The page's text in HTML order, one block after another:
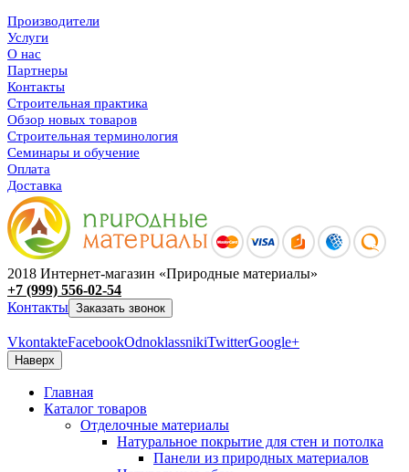
Производители
Услуги
О нас
Партнеры
Контакты
Строительная практика
Обзор новых товаров
Строительная терминология
Семинары и обучение
Оплата
Доставка
2018 Интернет-магазин «Природные материалы»
+7 (999) 556-02-54
Контакты Заказать звонок
VkontakteFacebookOdnoklassnikiTwitterGoogle+
Наверх
Главная
Каталог товаров
Отделочные материалы
Натуральное покрытие для стен и потолка
Панели из природных материалов